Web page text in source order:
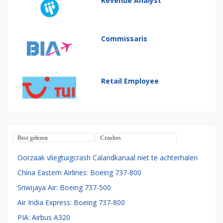
Commissaris
Retail Employee
Best gelezen Crashes
Oorzaak vliegtuigcrash Calandkanaal niet te achterhalen
China Eastern Airlines: Boeing 737-800
Sriwijaya Air: Boeing 737-500
Air India Express: Boeing 737-800
PIA: Airbus A320